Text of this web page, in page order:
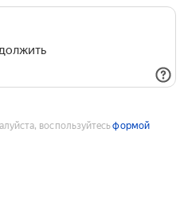
воспользуйтесьформой